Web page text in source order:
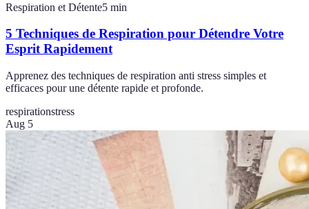
Respiration et Détente5 min
5 Techniques de Respiration pour Détendre Votre
Esprit Rapidement
Apprenez des techniques de respiration anti stress simples et
efficaces pour une détente rapide et profonde.
respirationstress
Aug 5